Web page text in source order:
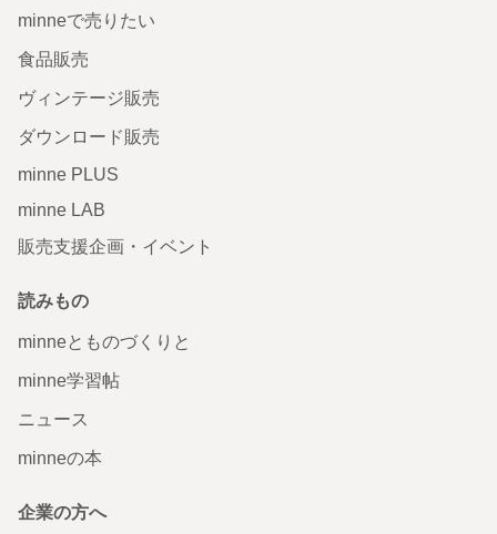
minneで売りたい
食品販売
ヴィンテージ販売
ダウンロード販売
minne PLUS
minne LAB
販売支援企画・イベント
読みもの
minneとものづくりと
minne学習帖
ニュース
minneの本
企業の方へ